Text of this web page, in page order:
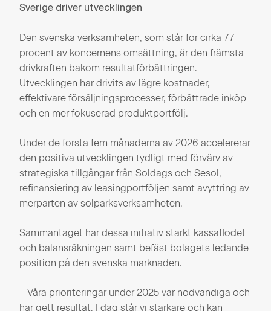
Sverige driver utvecklingen
Den svenska verksamheten, som står för cirka 77
procent av koncernens omsättning, är den främsta
drivkraften bakom resultatförbättringen.
Utvecklingen har drivits av lägre kostnader,
effektivare försäljningsprocesser, förbättrade inköp
och en mer fokuserad produktportfölj.
Under de första fem månaderna av 2026 accelererar
den positiva utvecklingen tydligt med förvärv av
strategiska tillgångar från Soldags och Sesol,
refinansiering av leasingportföljen samt avyttring av
merparten av solparksverksamheten.
Sammantaget har dessa initiativ stärkt kassaflödet
och balansräkningen samt befäst bolagets ledande
position på den svenska marknaden.
– Våra prioriteringar under 2025 var nödvändiga och
har gett resultat. I dag står vi starkare och kan